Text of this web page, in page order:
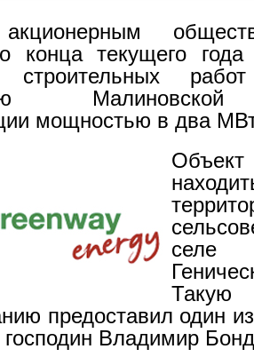
конца текущего года
строительных
мощностью в два
селе
Такую
предоставил один
господин Владимир